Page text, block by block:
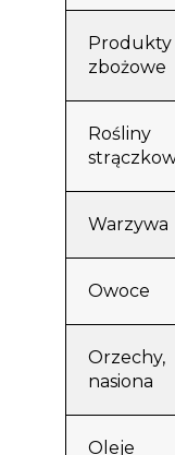
Produkty
zbożowe
Rośliny
Warzywa
Owoce
Orzechy,
nasiona
Oleje